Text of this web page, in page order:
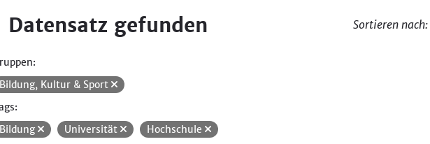
Sortieren nach
Datensatz gefunden
Bildung, Kultur & Sport
Bildung
Universität
Hochschule